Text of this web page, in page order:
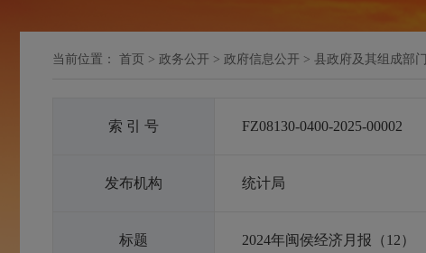
当前位置： 首页 > 政务公开 > 政府信息公开 > 县政府及其组成部门
索 引 号 FZ08130-0400-2025-00002
发布机构 统计局
标题 2024年闽侯经济月报（12）